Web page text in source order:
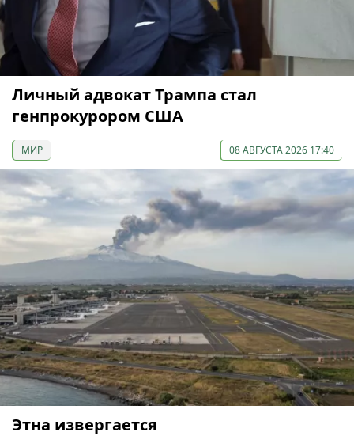
Личный адвокат Трампа стал
генпрокурором США
МИР 08 АВГУСТА 2026 17:40
Этна извергается